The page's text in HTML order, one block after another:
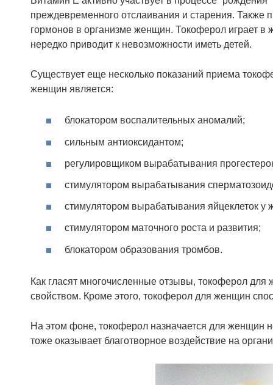
преждевременного отслаивания и старения. Также
гормонов в организме женщин. Токоферол играет
нередко приводит к невозможности иметь детей.
Существует еще несколько показаний приема
женщин является:
блокатором воспалительных аномалий;
сильным антиоксидантом;
регулировщиком вырабатывания
стимулятором вырабатывания
стимулятором вырабатывания яйцеклеток у
стимулятором маточного роста и развития;
блокатором образования тромбов.
Как гласят многочисленные отзывы, токоферол
свойством. Кроме этого, токоферол для женщин
На этом фоне, токоферол назначается для женщин
тоже оказывает благотворное воздействие на